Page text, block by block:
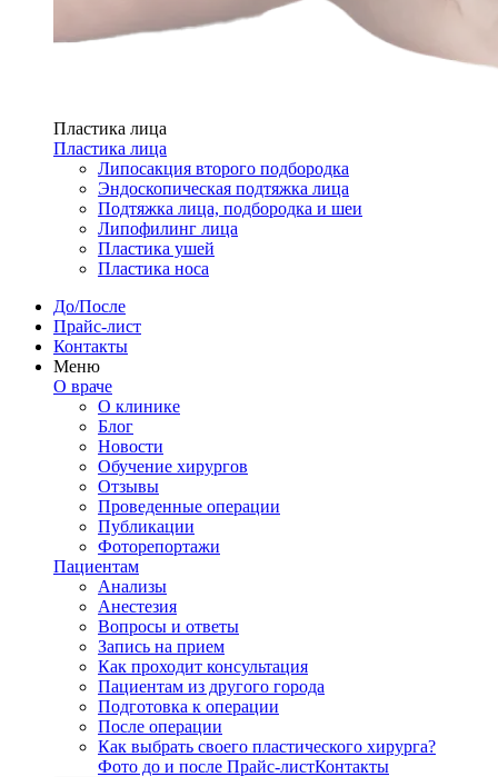
Пластика лица
Пластика лица
Липосакция второго подбородка
Эндоскопическая подтяжка лица
Подтяжка лица, подбородка и шеи
Липофилинг лица
Пластика ушей
Пластика носа
До/После
Прайс-лист
Контакты
Меню
О враче
О клинике
Блог
Новости
Обучение хирургов
Отзывы
Проведенные операции
Публикации
Фоторепортажи
Пациентам
Анализы
Анестезия
Вопросы и ответы
Запись на прием
Как проходит консультация
Пациентам из другого города
Подготовка к операции
После операции
Как выбрать своего пластического хирурга?
Фото до и после Прайс-листКонтакты